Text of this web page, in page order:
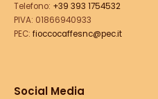
Telefono: +39 393 1754532
PIVA: 01866940933
PEC: fioccocaffesnc@pec.it
Social Media